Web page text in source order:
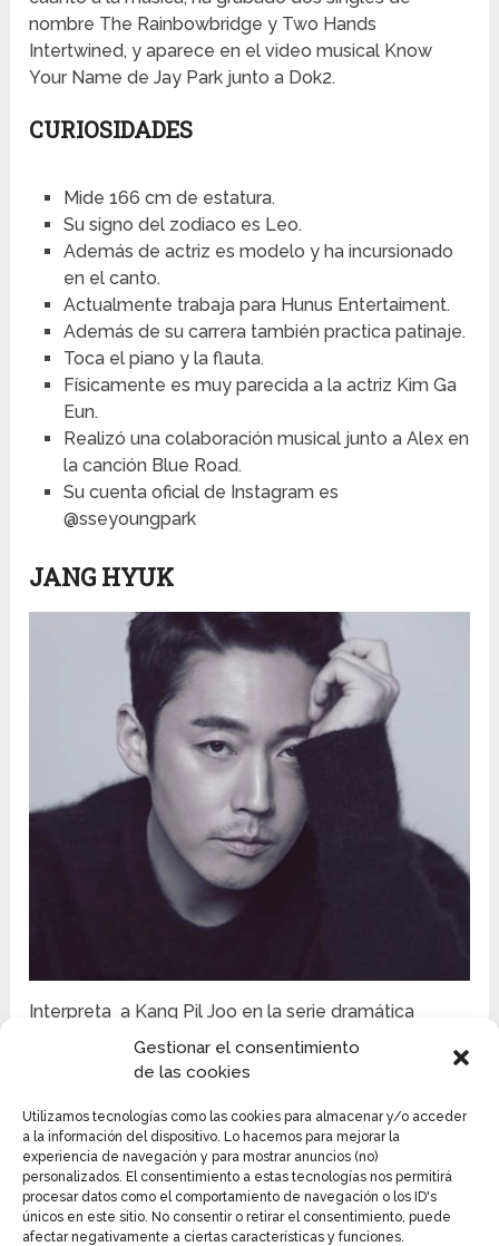
Gestionar el consentimiento
de las cookies
Utilizamos tecnologías como las cookies para almacenar y/o acceder
a la información del dispositivo. Lo hacemos para mejorar la
experiencia de navegación y para mostrar anuncios (no)
personalizados. El consentimiento a estas tecnologías nos permitirá
procesar datos como el comportamiento de navegación o los ID's
únicos en este sitio. No consentir o retirar el consentimiento, puede
afectar negativamente a ciertas características y funciones.
nombre The Rainbowbridge y Two Hands
Intertwined, y aparece en el video musical Know
Your Name de Jay Park junto a Dok2.
CURIOSIDADES
Mide 166 cm de estatura.
Su signo del zodiaco es Leo.
Además de actriz es modelo y ha incursionado
en el canto.
Actualmente trabaja para Hunus Entertaiment.
Además de su carrera también practica patinaje.
Toca el piano y la flauta.
Físicamente es muy parecida a la actriz Kim Ga
Eun.
Realizó una colaboración musical junto a Alex en
la canción Blue Road.
Su cuenta oficial de Instagram es
@sseyoungpark
JANG HYUK
Interpreta a Kang Pil Joo en la serie dramática
Money Flower. El brillante director legal de una
importante corporativa con un oscuro pasado.
causa de los Jang, dueños de la corporativa donde
él trabaja actualmente, ahora se ha decidido a
vengarse y planea acabar con ellos desde adentro,
y golpearles justo por donde más les duele: el
dinero.